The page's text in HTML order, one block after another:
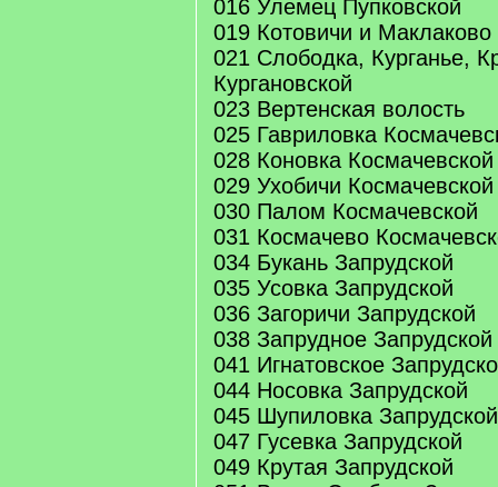
016 Улемец Пупковской
019 Котовичи и
021 Слободка, Курганье,
Кургановской
023 Вертенская волость
025 Гавриловка
028 Коновка Космачевской
029 Ухобичи Космачевской
030 Палом Космачевской
031 Космачево
034 Букань Запрудской
035 Усовка Запрудской
036 Загоричи Запрудской
038 Запрудное Запрудской
041 Игнатовское
044 Носовка Запрудской
045 Шупиловка Запрудской
047 Гусевка Запрудской
049 Крутая Запрудской